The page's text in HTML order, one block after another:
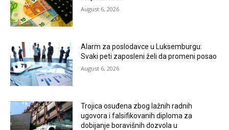
August 6, 2026
Alarm za poslodavce u Luksemburgu:
Svaki peti zaposleni želi da promeni posao
August 6, 2026
Trojica osuđena zbog lažnih radnih
ugovora i falsifikovanih diploma za
dobijanje boravišnih dozvola u